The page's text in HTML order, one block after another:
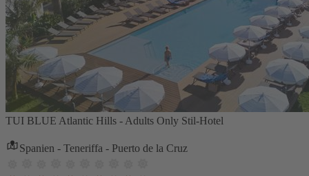
TUI BLUE Atlantic Hills - Adults Only Stil-Hotel
Spanien - Teneriffa - Puerto de la Cruz